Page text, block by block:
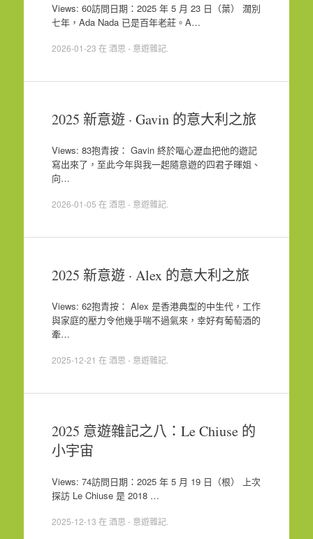
Views: 60訪問日期：2025 年 5 月 23 日（葉） 濶別
七年，Ada Nada 已是百年老莊。A…
2026-01-23 在 酒思 - 意遊雜記.
2025 新意遊 · Gavin 的意大利之旅
Views: 83抱青按： Gavin 終於嘔心瀝血把他的遊記
寫出來了，至此今年與我一起隨意遊的四君子暉姐、
向…
2026-01-05 在 酒思 - 意遊雜記.
2025 新意遊 · Alex 的意大利之旅
Views: 62抱青按： Alex 是香港典型的中生代，工作
與家庭的壓力令他幾乎喘不過氣來，幸好有葡萄酒的
牽…
2025-12-21 在 酒思 - 意遊雜記.
2025 意遊雜記之八：Le Chiuse 的
小宇宙
Views: 74訪問日期：2025 年 5 月 19 日（根） 上次
探訪 Le Chiuse 是 2018 …
2025-12-13 在 酒思 - 意遊雜記.